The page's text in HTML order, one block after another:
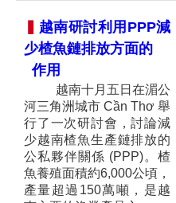
越南研討利用PPP減
少楂魚鏈排放方面的
作用
越南十月五日在湄公
河三角洲城市 Cần Thơ 舉
行了一次研討會，討論減
少越南楂魚生產鏈排放的
公私夥伴關係 (PPP)。楂
魚養殖面積約6,000公頃，
產量超過150萬噸，是越